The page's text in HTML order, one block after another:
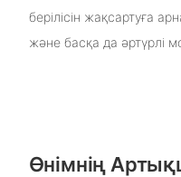
берілісін жақсартуға
және басқа да әртүрлі
Өнімнің